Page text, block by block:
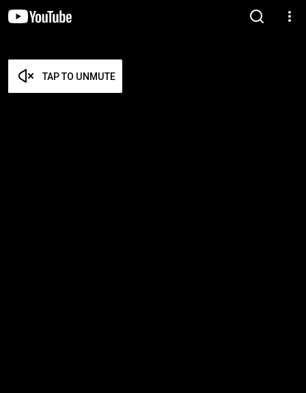
TAP TO UNMUTE